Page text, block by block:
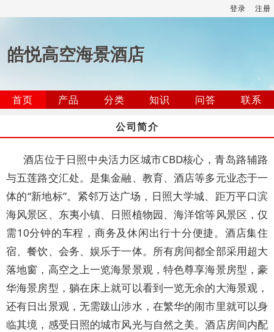
登录 注册
皓悦高空海景酒店
首页 产品 分类 知识 问答
联系
公司简介
酒店位于日照中央活力区城市CBD核心，青岛路辅路
与五莲路交汇处。是集金融、教育、酒店等多元业态于一
体的“新地标”。紧邻万达广场，日照大学城、距万平口滨
海风景区、东夷小镇、日照植物园、海洋馆等风景区，仅
需10分钟的车程，商务及休闲出行十分便捷。酒店集住
宿、餐饮、会务、娱乐于一体。所有房间都全部采用超大
落地窗，高空之上一览海景景观，特色尊享海景房型，豪
华海景房型，躺在床上就可以看到一览无余的大海景观，
还有日出景观，无需跋山涉水，在繁华的闹市里就可以身
临其境，感受日照的城市风光与自然之美。酒店房间内配